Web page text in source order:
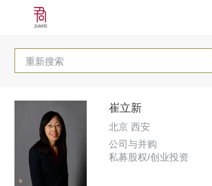
重新搜索
崔立新
北京 西安
公司与并购
私募股权/创业投资